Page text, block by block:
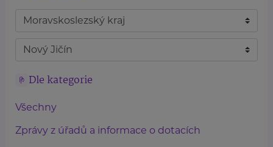
Dle kategorie
Všechny
Zprávy z úřadů a informace o dotacích